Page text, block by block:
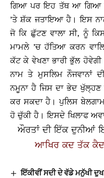
ਗਿਆ ਪਰ ਇਹ ਤੱਥ ਆ ਗਿਆ
’ਤੇ ਸ਼ੱਕ ਜਤਾਇਆ ਹੈ। ਇਸ
ਜੋ ਕਿ ਛੁੱਟਣ ਵਾਲਾ ਸੀ, ਨੂੰ
ਮਾਮਲੇ ’ਚ ਹੱਤਿਆ ਕਰਨ
ਕੱਟ ਕੇ ਵੇਖਣਾ ਭਾਰੀ ਭੁੱਲ
ਨਾਮ ਤੇ ਮੁਸਲਿਮ ਨੌਜਵਾਨਾਂ
ਨਮੂਨਾ ਹੈ ਜਿਸ ਦਾ ਭੇਦ
ਕਰ ਸਕਦਾ ਹੈ। ਪੁਲਿਸ
ਹੋ ਚੁੱਕੀ ਹੈ। ਇਸਦੇ ਖਿਲਾਫ
ਔਰਤਾਂ ਦੀ ਇੱਕ ਦੁਨੀਆਂ
ਆਖਿਰ ਕਦ ਤੱਕ
ਇੱਕੀਵੀਂ ਸਦੀ ਦੇ ਵੱਡੇ ਮਨੁੱਖੀ